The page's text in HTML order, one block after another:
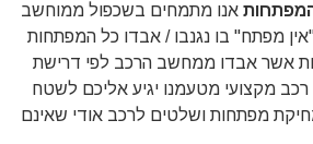
אנו מתמחים בשכפול ממוחשב
מפתח" בו נגנבו / אבדו כל המפתחות
אשר אבדו ממחשב הרכב לפי דרישת
רכב מקצועי מטעמנו יגיע אליכם לשטח
מפתחות ושלטים לרכב אודי שאינם